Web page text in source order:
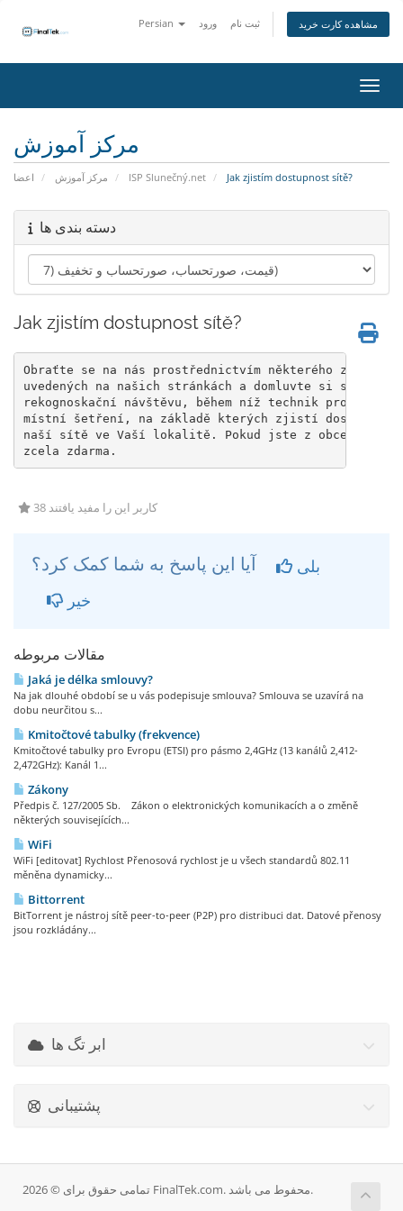
Persian ورود ثبت نام مشاهده کارت خرید
مرکز آموزش
اعضا مرکز آموزش ISP Slunečný.net Jak zjistím dostupnost sítě?
دسته بندی ها
Jak zjistím dostupnost sítě?
Obraťte se na nás prostřednictvím některého z
uvedených na našich stránkách a domluvte si s naším
rekognoskační návštěvu, během níž technik provede
místní šetření, na základě kterých zjistí
naší sítě ve Vaší lokalitě. Pokud jste z obce
zcela zdarma.
38 کاربر این را مفید یافتند
بلی
خیر
مقالات مربوطه
Jaká je délka smlouvy?
Na jak dlouhé období se u vás podepisuje smlouva? Smlouva se uzavírá na
dobu neurčitou s...
Kmitočtové tabulky (frekvence)
Kmitočtové tabulky pro Evropu (ETSI) pro pásmo 2,4GHz (13 kanálů 2,412-
2,472GHz): Kanál 1...
Zákony
Předpis č. 127/2005 Sb. Zákon o elektronických komunikacích a o změně
některých souvisejících...
WiFi
WiFi [editovat] Rychlost Přenosová rychlost je u všech standardů 802.11
měněna dynamicky...
Bittorrent
BitTorrent je nástroj sítě peer-to-peer (P2P) pro distribuci dat. Datové přenosy
jsou rozkládány...
ابر تگ ها
پشتیبانی
تمامی حقوق برای © 2026 FinalTek.com. محفوط می باشد.